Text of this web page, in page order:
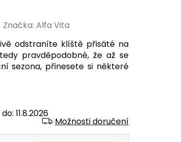
odstraníte klíště přisáté na
pravděpodobné, že až se
sezona, přinesete si některé
11.8.2026
Možnosti doručení
Značka:Alfa Vita